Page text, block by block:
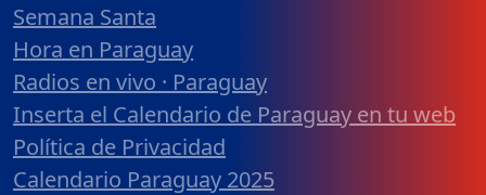
Semana Santa
Hora en Paraguay
Radios en vivo · Paraguay
Inserta el Calendario de Paraguay en tu web
Política de Privacidad
Calendario Paraguay 2025